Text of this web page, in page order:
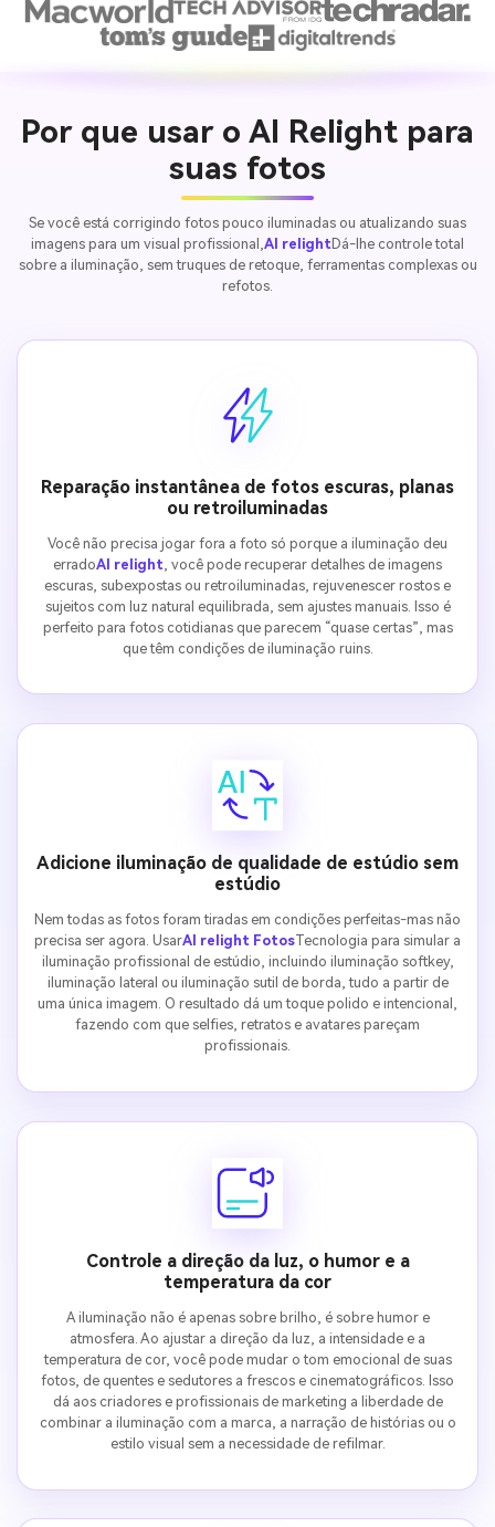
Por que usar o AI Relight para
suas fotos
Se você está corrigindo fotos pouco iluminadas ou atualizando suas
imagens para um visual profissional,AI relightDá-lhe controle total
sobre a iluminação, sem truques de retoque, ferramentas complexas ou
refotos.
Reparação instantânea de fotos escuras, planas
ou retroiluminadas
Você não precisa jogar fora a foto só porque a iluminação deu
erradoAI relight , você pode recuperar detalhes de imagens
escuras, subexpostas ou retroiluminadas, rejuvenescer rostos e
sujeitos com luz natural equilibrada, sem ajustes manuais. Isso é
perfeito para fotos cotidianas que parecem “quase certas”, mas
que têm condições de iluminação ruins.
Adicione iluminação de qualidade de estúdio sem
estúdio
Nem todas as fotos foram tiradas em condições perfeitas-mas não
precisa ser agora. UsarAI relight FotosTecnologia para simular a
iluminação profissional de estúdio, incluindo iluminação softkey,
iluminação lateral ou iluminação sutil de borda, tudo a partir de
uma única imagem. O resultado dá um toque polido e intencional,
fazendo com que selfies, retratos e avatares pareçam
profissionais.
Controle a direção da luz, o humor e a
temperatura da cor
A iluminação não é apenas sobre brilho, é sobre humor e
atmosfera. Ao ajustar a direção da luz, a intensidade e a
temperatura de cor, você pode mudar o tom emocional de suas
fotos, de quentes e sedutores a frescos e cinematográficos. Isso
dá aos criadores e profissionais de marketing a liberdade de
combinar a iluminação com a marca, a narração de histórias ou o
estilo visual sem a necessidade de refilmar.